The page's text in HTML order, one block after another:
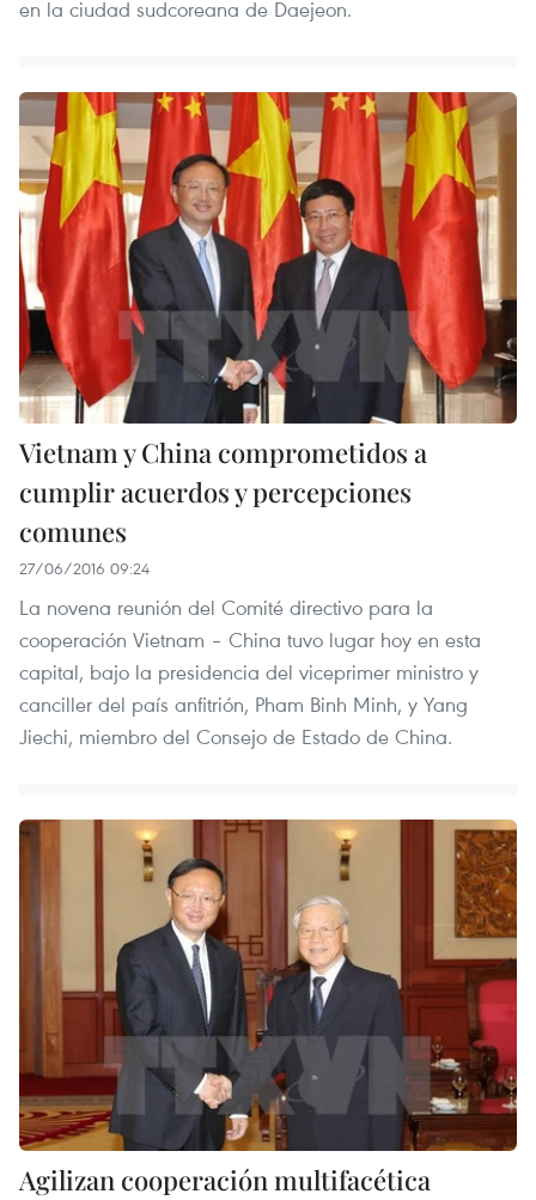
en la ciudad sudcoreana de Daejeon.
Vietnam y China comprometidos a
cumplir acuerdos y percepciones
comunes
27/06/2016 09:24
La novena reunión del Comité directivo para la
cooperación Vietnam – China tuvo lugar hoy en esta
capital, bajo la presidencia del viceprimer ministro y
canciller del país anfitrión, Pham Binh Minh, y Yang
Jiechi, miembro del Consejo de Estado de China.
Agilizan cooperación multifacética